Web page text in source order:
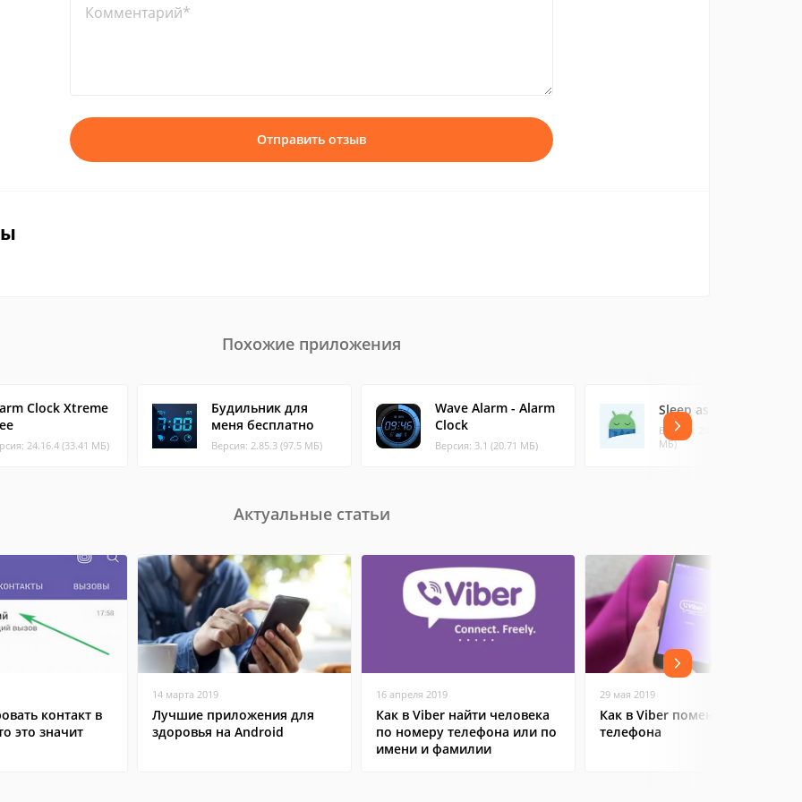
Комментарий*
Отправить отзыв
Похожие приложения
Clock Xtreme
24.16.4 (33.41 МБ)
Будильник для
меня бесплатно
Версия: 2.85.3 (97.5 МБ)
Wave Alarm - Alarm
Clock
Версия: 3.1 (20.71 МБ)
Sleep as Android
Версия: 20260616 (48.2
МБ)
Актуальные статьи
контакт в
это значит
14 марта 2019
Лучшие приложения для
здоровья на Android
16 апреля 2019
Как в Viber найти человека
по номеру телефона или по
имени и фамилии
29 мая 2019
Как в Viber поменять номер
телефона